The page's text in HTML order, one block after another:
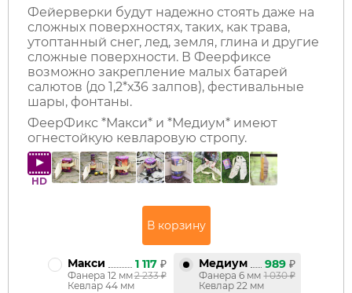
Фейерверки будут надежно стоять даже на
сложных поверхностях, таких, как трава,
утоптанный снег, лед, земля, глина и другие
сложные поверхности. В Феерфиксе
возможно закрепление малых батарей
салютов (до 1,2*х36 залпов), фестивальные
шары, фонтаны.
ФеерФикс *Макси* и *Медиум* имеют
огнестойкую кевларовую стропу.
HD
Макси
Фанера 12 мм
Кевлар 44 мм
1 117₽
2 233₽
Медиум
Фанера 6 мм
Кевлар 22 мм
989₽
1 030₽